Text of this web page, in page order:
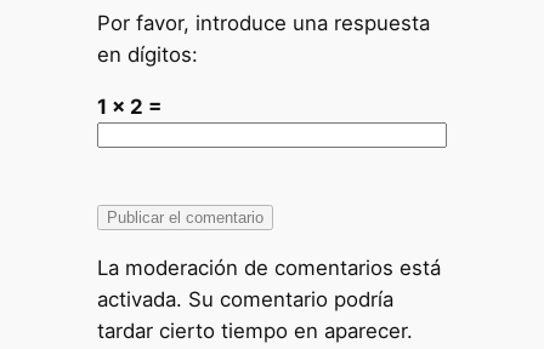
Por favor, introduce una respuesta
en dígitos:
1 × 2 =
La moderación de comentarios está
activada. Su comentario podría
tardar cierto tiempo en aparecer.